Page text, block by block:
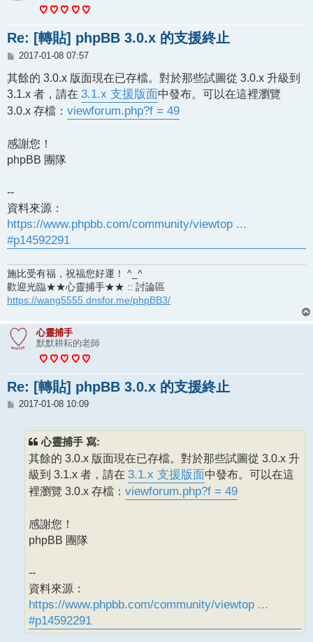
Re: [轉貼] phpBB 3.0.x 的支援終止
文
2017-01-08 07:57
其餘的 3.0.x 版面現在已存檔。對於那些試圖從 3.0.x 升級到
3.1.x 者，請在 3.1.x 支援版面中發布。可以在這裡瀏覽
3.0.x 存檔： viewforum.php?f = 49
感謝您！
phpBB 團隊
--
資料來源：
https://www.phpbb.com/community/viewtop ...
#p14592291
施比受有福，祝福您好運！ ^_^
歡迎光臨★★心靈捕手★★ :: 討論區
https://wang5555.dnsfor.me/phpBB3/
心靈捕手
默默耕耘的老師
Re: [轉貼] phpBB 3.0.x 的支援終止
文
2017-01-08 10:09
心靈捕手 寫:
其餘的 3.0.x 版面現在已存檔。對於那些試圖從 3.0.x 升
級到 3.1.x 者，請在 3.1.x 支援版面中發布。可以在這
裡瀏覽 3.0.x 存檔： viewforum.php?f = 49
感謝您！
phpBB 團隊
--
資料來源：
https://www.phpbb.com/community/viewtop ...
#p14592291